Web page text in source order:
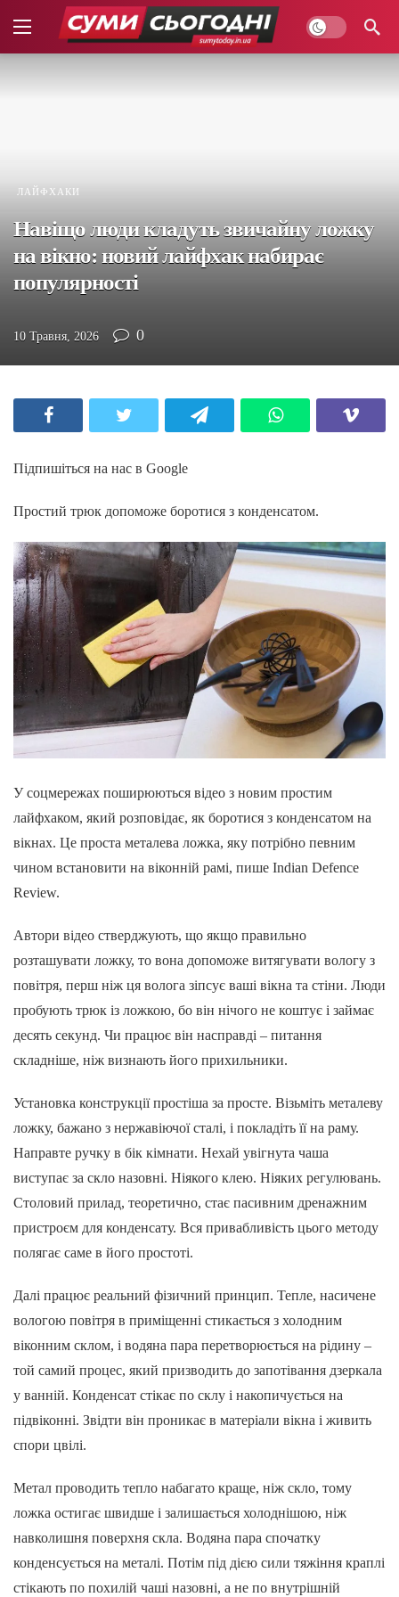
ЛАЙФХАКИ
Навіщо люди кладуть звичайну ложку
на вікно: новий лайфхак набирає
популярності
10 Травня, 2026 0
Підпишіться на нас в Google
Простий трюк допоможе боротися з конденсатом.
У соцмережах поширюються відео з новим простим
лайфхаком, який розповідає, як боротися з конденсатом на
вікнах. Це проста металева ложка, яку потрібно певним
чином встановити на віконній рамі, пише Indian Defence
Review.
Автори відео стверджують, що якщо правильно
розташувати ложку, то вона допоможе витягувати вологу з
повітря, перш ніж ця волога зіпсує ваші вікна та стіни. Люди
пробують трюк із ложкою, бо він нічого не коштує і займає
десять секунд. Чи працює він насправді – питання
складніше, ніж визнають його прихильники.
Установка конструкції простіша за просте. Візьміть металеву
ложку, бажано з нержавіючої сталі, і покладіть її на раму.
Направте ручку в бік кімнати. Нехай увігнута чаша
виступає за скло назовні. Ніякого клею. Ніяких регулювань.
Столовий прилад, теоретично, стає пасивним дренажним
пристроєм для конденсату. Вся привабливість цього методу
полягає саме в його простоті.
Далі працює реальний фізичний принцип. Тепле, насичене
вологою повітря в приміщенні стикається з холодним
віконним склом, і водяна пара перетворюється на рідину –
той самий процес, який призводить до запотівання дзеркала
у ванній. Конденсат стікає по склу і накопичується на
підвіконні. Звідти він проникає в матеріали вікна і живить
спори цвілі.
Метал проводить тепло набагато краще, ніж скло, тому
ложка остигає швидше і залишається холоднішою, ніж
навколишня поверхня скла. Водяна пара спочатку
конденсується на металі. Потім під дією сили тяжіння краплі
стікають по похилій чаші назовні, а не по внутрішній